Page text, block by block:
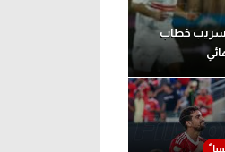
تسريب خطاب